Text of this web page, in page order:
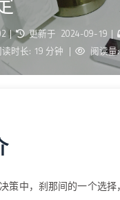
| 更新于 2024-09-19 |
读时长: 19 分钟 | 阅读量:
策中，刹那间的一个选